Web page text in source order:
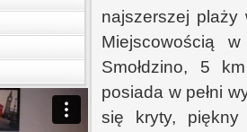
najszerszej plaży
Miejscowością
Smołdzino, 5
posiada w pełni
się kryty, piękny